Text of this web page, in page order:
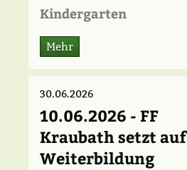
Kindergarten
Mehr
30.06.2026
10.06.2026 - FF
Kraubath setzt auf
Weiterbildung